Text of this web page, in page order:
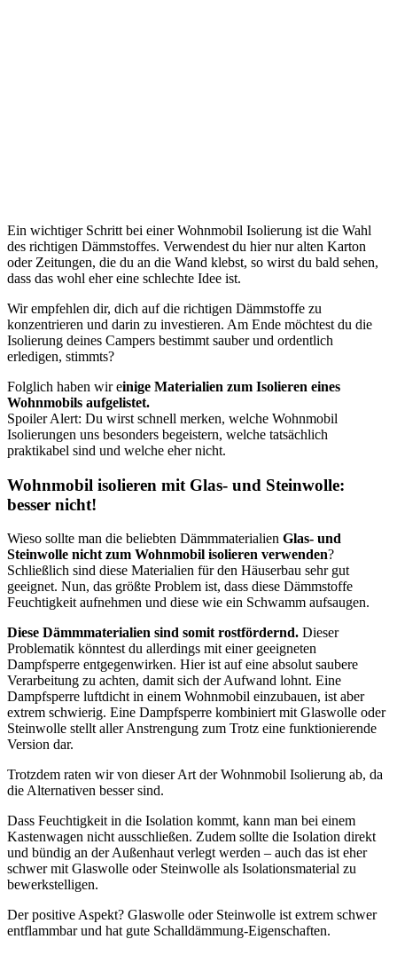
Ein wichtiger Schritt bei einer Wohnmobil Isolierung ist die Wahl
des richtigen Dämmstoffes. Verwendest du hier nur alten Karton
oder Zeitungen, die du an die Wand klebst, so wirst du bald sehen,
dass das wohl eher eine schlechte Idee ist.
Wir empfehlen dir, dich auf die richtigen Dämmstoffe zu
konzentrieren und darin zu investieren. Am Ende möchtest du die
Isolierung deines Campers bestimmt sauber und ordentlich
erledigen, stimmts?
Folglich haben wir einige Materialien zum Isolieren eines
Wohnmobils aufgelistet.
Spoiler Alert: Du wirst schnell merken, welche Wohnmobil
Isolierungen uns besonders begeistern, welche tatsächlich
praktikabel sind und welche eher nicht.
Wohnmobil isolieren mit Glas- und Steinwolle:
besser nicht!
Wieso sollte man die beliebten Dämmmaterialien Glas- und
Steinwolle nicht zum Wohnmobil isolieren verwenden?
Schließlich sind diese Materialien für den Häuserbau sehr gut
geeignet. Nun, das größte Problem ist, dass diese Dämmstoffe
Feuchtigkeit aufnehmen und diese wie ein Schwamm aufsaugen.
Diese Dämmmaterialien sind somit rostfördernd. Dieser
Problematik könntest du allerdings mit einer geeigneten
Dampfsperre entgegenwirken. Hier ist auf eine absolut saubere
Verarbeitung zu achten, damit sich der Aufwand lohnt. Eine
Dampfsperre luftdicht in einem Wohnmobil einzubauen, ist aber
extrem schwierig. Eine Dampfsperre kombiniert mit Glaswolle oder
Steinwolle stellt aller Anstrengung zum Trotz eine funktionierende
Version dar.
Trotzdem raten wir von dieser Art der Wohnmobil Isolierung ab, da
die Alternativen besser sind.
Dass Feuchtigkeit in die Isolation kommt, kann man bei einem
Kastenwagen nicht ausschließen. Zudem sollte die Isolation direkt
und bündig an der Außenhaut verlegt werden – auch das ist eher
schwer mit Glaswolle oder Steinwolle als Isolationsmaterial zu
bewerkstelligen.
Der positive Aspekt? Glaswolle oder Steinwolle ist extrem schwer
entflammbar und hat gute Schalldämmung-Eigenschaften.